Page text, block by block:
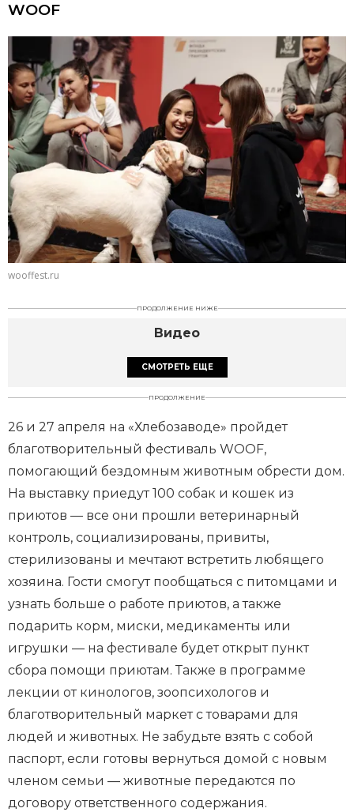
WOOF
wooffest.ru
ПРОДОЛЖЕНИЕ НИЖЕ
Видео
СМОТРЕТЬ ЕЩЕ
ПРОДОЛЖЕНИЕ
26 и 27 апреля на «Хлебозаводе» пройдет
благотворительный фестиваль WOOF,
помогающий бездомным животным обрести дом.
На выставку приедут 100 собак и кошек из
приютов — все они прошли ветеринарный
контроль, социализированы, привиты,
стерилизованы и мечтают встретить любящего
хозяина. Гости смогут пообщаться с питомцами и
узнать больше о работе приютов, а также
подарить корм, миски, медикаменты или
игрушки — на фестивале будет открыт пункт
сбора помощи приютам. Также в программе
лекции от кинологов, зоопсихологов и
благотворительный маркет с товарами для
людей и животных. Не забудьте взять с собой
паспорт, если готовы вернуться домой с новым
членом семьи — животные передаются по
договору ответственного содержания.